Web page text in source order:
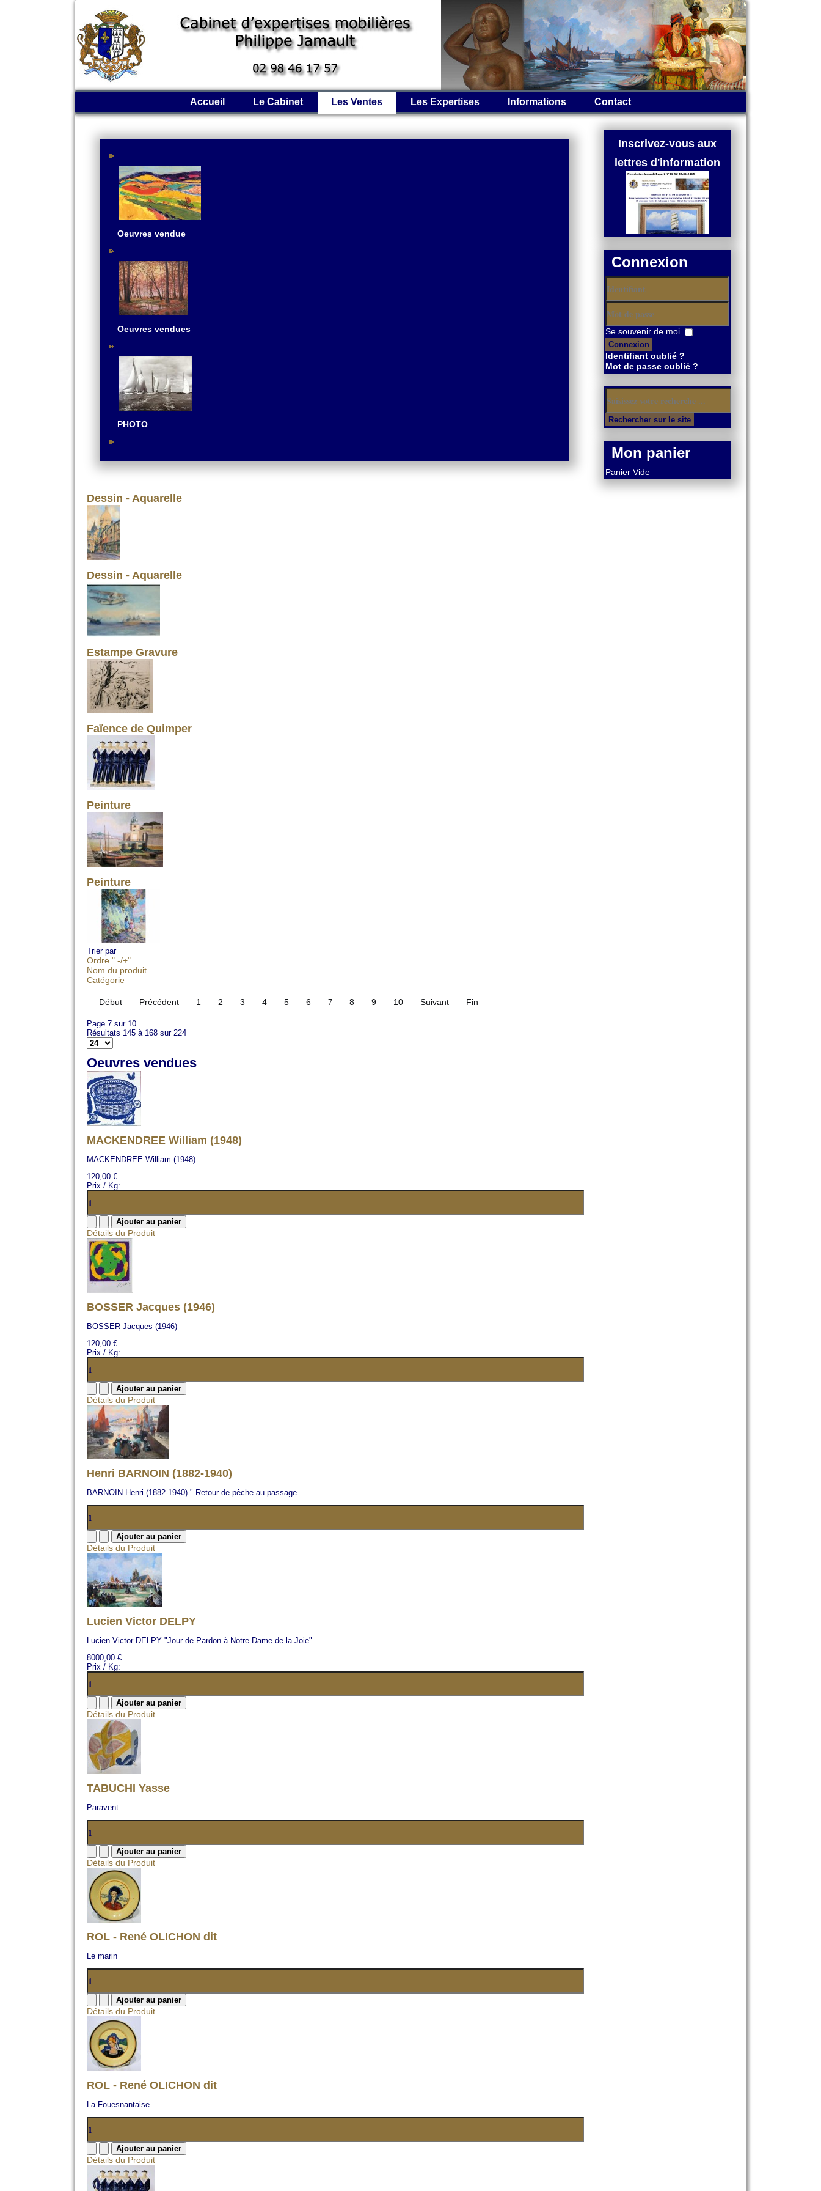
Accueil Le Cabinet Les Ventes Les Expertises Informations Contact
Oeuvres vendue
Oeuvres vendues
PHOTO
Dessin - Aquarelle
Dessin - Aquarelle
Estampe Gravure
Faïence de Quimper
Peinture
Peinture
Trier par
Ordre " -/+"
Nom du produit
Catégorie
Début Précédent 1 2 3 4 5 6 7 8 9 10 Suivant Fin
Page 7 sur 10
Résultats 145 à 168 sur 224
Oeuvres vendues
MACKENDREE William (1948)
MACKENDREE William (1948)
120,00 €
Prix / Kg:
Détails du Produit
BOSSER Jacques (1946)
BOSSER Jacques (1946)
120,00 €
Prix / Kg:
Détails du Produit
Henri BARNOIN (1882-1940)
BARNOIN Henri (1882-1940) " Retour de pêche au passage ...
Détails du Produit
Lucien Victor DELPY
Lucien Victor DELPY "Jour de Pardon à Notre Dame de la Joie"
8000,00 €
Prix / Kg:
Détails du Produit
TABUCHI Yasse
Paravent
Détails du Produit
ROL - René OLICHON dit
Le marin
Détails du Produit
ROL - René OLICHON dit
La Fouesnantaise
Détails du Produit
Inscrivez-vous aux
lettres d'information
Connexion
Mot
de
passe
Se souvenir de moi
Connexion
Identifiant oublié ?
Mot de passe oublié ?
Mon panier
Panier Vide